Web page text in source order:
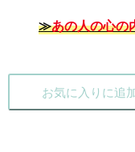
≫あの人の心の
お気に入りに追